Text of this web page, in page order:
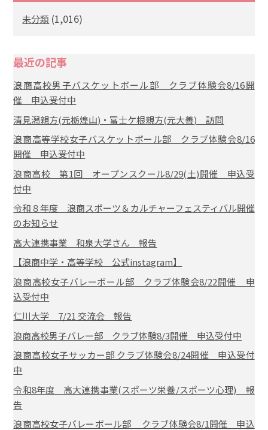
未分類 (1,016)
最近の記事
浪商高校男子バスケットボール部 クラブ体験会8/16開
催 申込受付中
清見潟親方(元栃煌山)・冨士ケ根親方(元大善) 訪問
浪商高等学校女子バスケットボール部 クラブ体験会8/16
開催 申込受付中
浪商高校 第1回 オープンスクール8/29(土)開催 申込受
付中
令和８年度 浪商スポーツ＆カルチャーフェスティバル開催
のお知らせ
高大連携事業 和泉大学さん 報告
【浪商中学・高等学校 公式instagram】
浪商高校女子バレーボール部 クラブ体験会8/22開催 申
込受付中
仁川大学 7/21 交流会 報告
浪商高校男子バレー部 クラブ体験8/3開催 申込受付中
浪商高校女子サッカー部 クラブ体験会8/24開催 申込受付
中
令和8年度 高大連携事業(スポーツ栄養/スポーツ心理) 報
告
浪商高校女子バレーボール部 クラブ体験会8/1開催 申込